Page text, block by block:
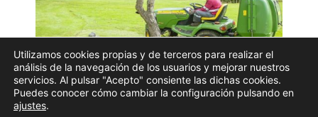
Utilizamos cookies propias y de terceros para realizar el
análisis de la navegación de los usuarios y mejorar nuestros
servicios. Al pulsar "Acepto" consiente las dichas cookies.
Puedes conocer cómo cambiar la configuración pulsando en
ajustes.